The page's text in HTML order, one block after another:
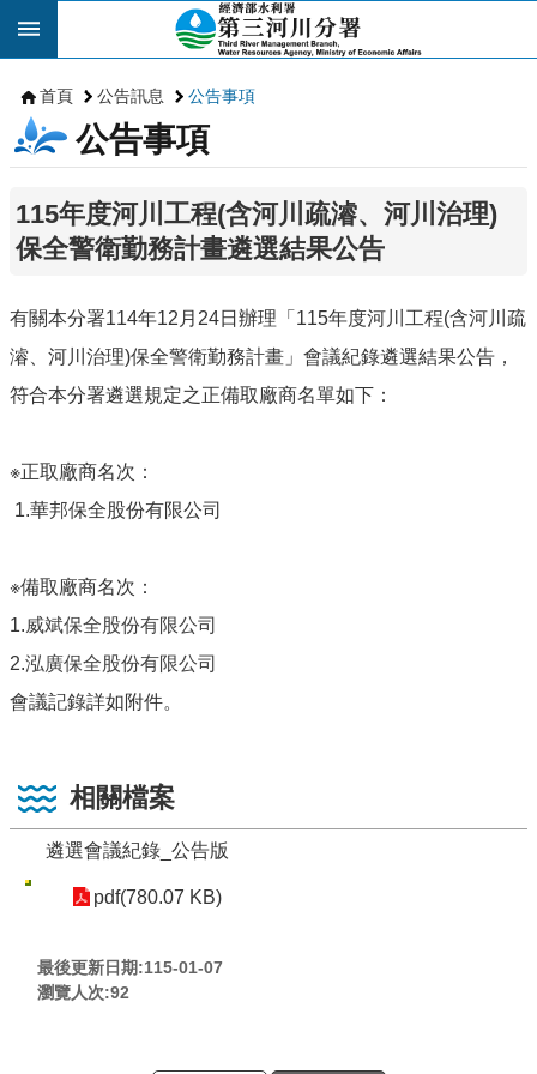
跳到主要內容區塊
首頁 公告訊息 公告事項
公告事項
115年度河川工程(含河川疏濬、河川治理)
保全警衛勤務計畫遴選結果公告
有關本分署114年12月24日辦理「115年度河川工程(含河川疏
濬、河川治理)保全警衛勤務計畫」會議紀錄遴選結果公告，
符合本分署遴選規定之正備取廠商名單如下：
※正取廠商名次：
1.華邦保全股份有限公司
※備取廠商名次：
1.威斌保全股份有限公司
2.泓廣保全股份有限公司
會議記錄詳如附件。
相關檔案
遴選會議紀錄_公告版
pdf(780.07 KB)
最後更新日期:115-01-07
瀏覽人次:92